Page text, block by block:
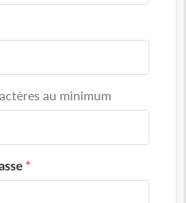
au minimum
*